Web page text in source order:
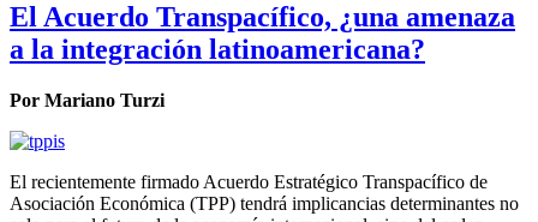
El Acuerdo Transpacífico, ¿una amenaza
a la integración latinoamericana?
Por Mariano Turzi
El recientemente firmado Acuerdo Estratégico Transpacífico de
Asociación Económica (TPP) tendrá implicancias determinantes no